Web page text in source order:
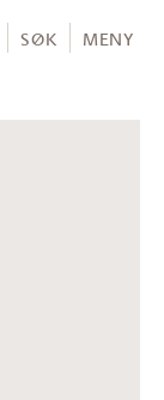
SØK MENY